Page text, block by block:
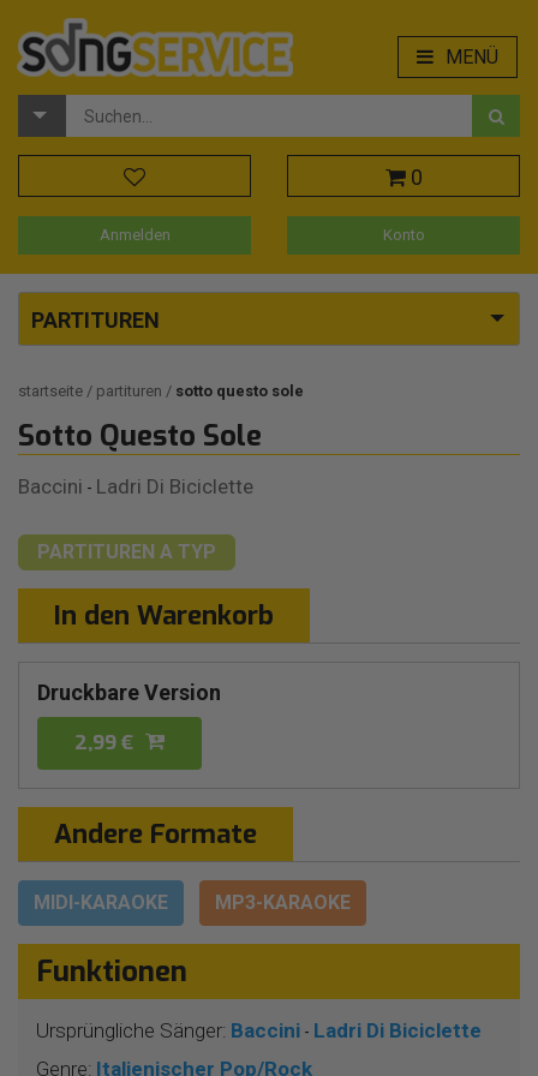
MENÜ
0
Anmelden Konto
PARTITUREN
startseite partituren sotto questo sole
Sotto Questo Sole
Baccini - Ladri Di Biciclette
PARTITUREN A TYP
In den Warenkorb
Druckbare Version
2,99 €
Andere Formate
MIDI-KARAOKE MP3-KARAOKE
Funktionen
Ursprüngliche Sänger: Baccini - Ladri Di Biciclette
Genre: Italienischer Pop/Rock